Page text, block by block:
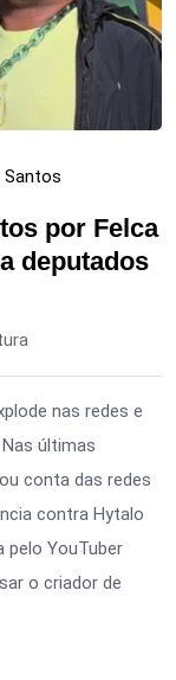
Santos
por Felca
deputados
nas redes e
últimas
conta das redes
contra Hytalo
pelo YouTuber
o criador de